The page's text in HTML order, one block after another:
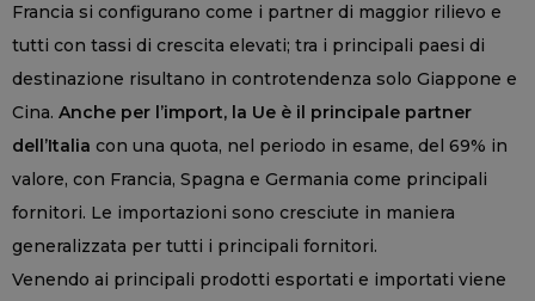
Francia si configurano come i partner di maggior rilievo e
tutti con tassi di crescita elevati; tra i principali paesi di
destinazione risultano in controtendenza solo Giappone e
Cina. Anche per l’import, la Ue è il principale partner
dell’Italia con una quota, nel periodo in esame, del 69% in
valore, con Francia, Spagna e Germania come principali
fornitori. Le importazioni sono cresciute in maniera
generalizzata per tutti i principali fornitori.
Venendo ai principali prodotti esportati e importati viene